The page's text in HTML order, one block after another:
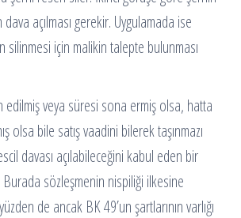
açılması gerekir. Uygulamada ise
silinmesi için malikin talepte bulunması
edilmiş veya süresi sona ermiş olsa, hatta
olsa bile satış vaadini bilerek taşınmazı
davası açılabileceğini kabul eden bir
sözleşmenin nispiliği ilkesine
de ancak BK 49’un şartlarının varlığı